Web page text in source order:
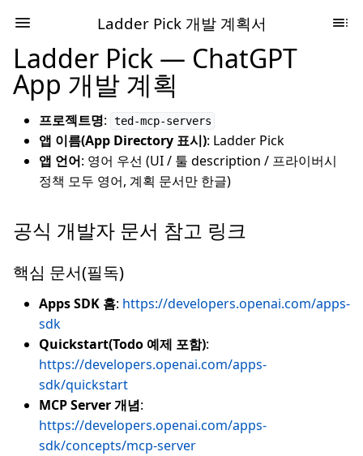
Ladder Pick 개발 계획서
Ladder Pick — ChatGPT
App 개발 계획
프로젝트명: ted-mcp-servers
앱 이름(App Directory 표시): Ladder Pick
앱 언어: 영어 우선 (UI / 툴 description / 프라이버시
정책 모두 영어, 계획 문서만 한글)
공식 개발자 문서 참고 링크
핵심 문서(필독)
Apps SDK 홈: https://developers.openai.com/apps-
sdk
Quickstart(Todo 예제 포함):
https://developers.openai.com/apps-
sdk/quickstart
MCP Server 개념:
https://developers.openai.com/apps-
sdk/concepts/mcp-server